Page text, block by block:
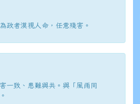
政者漠視人命，任意殘害。
一致、患難與共。與「風雨同